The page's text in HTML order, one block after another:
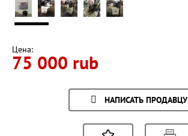
Цена:
75 000 rub
НАПИСАТЬ ПРОДАВЦУ